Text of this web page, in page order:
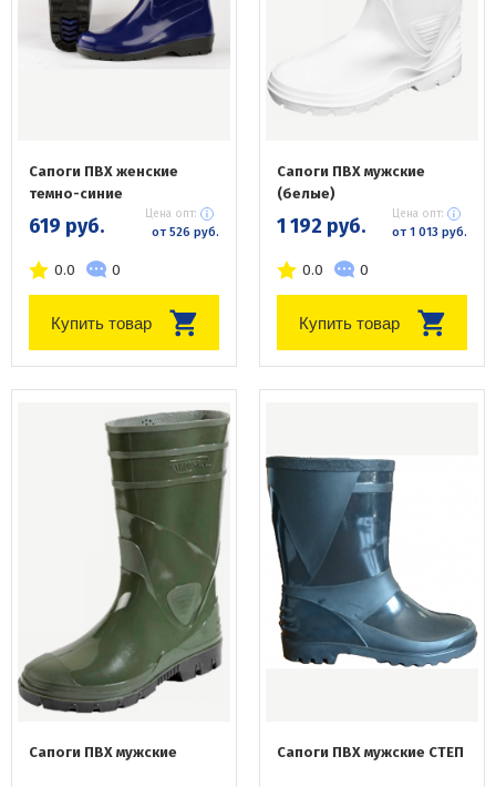
Сапоги ПВХ женские
темно-синие
619 руб. Цена опт:
от 526 руб.
0.0 0
Купить товар
Сапоги ПВХ мужские
(белые)
1 192 руб. Цена опт:
от 1 013 руб.
0.0 0
Купить товар
Сапоги ПВХ мужские Сапоги ПВХ мужские СТЕП